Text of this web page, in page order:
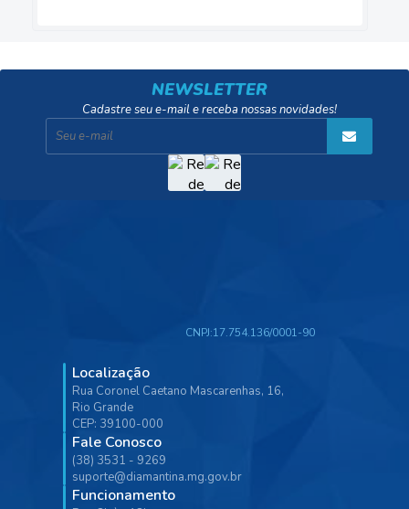
NEWSLETTER
Cadastre seu e-mail e receba nossas novidades!
Localização
Rua Coronel Caetano Mascarenhas, 16,
Rio Grande
CEP: 39100-000
Fale Conosco
(38) 3531 - 9269
suporte@diamantina.mg.gov.br
Funcionamento
CNPJ:17.754.136/0001-90